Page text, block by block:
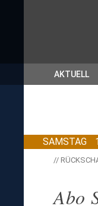
AKTUELL
SAMSTAG
//
Abo